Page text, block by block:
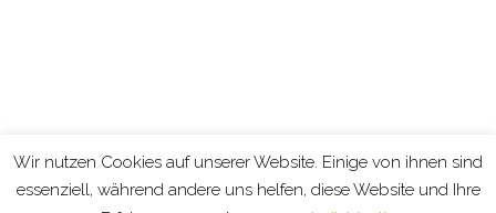
Wir nutzen Cookies auf unserer Website. Einige von ihnen sind
essenziell, während andere uns helfen, diese Website und Ihre